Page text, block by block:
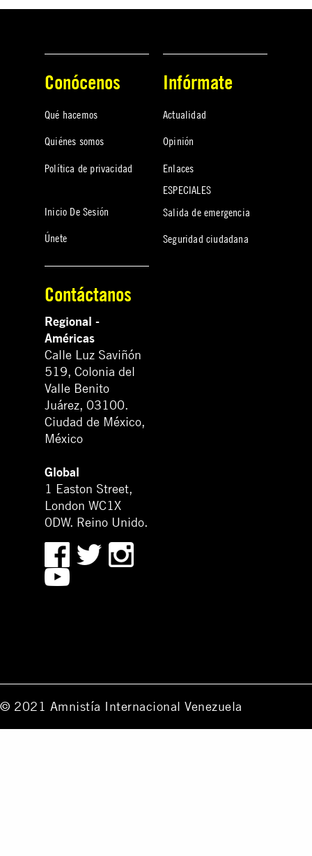
Conócenos
Qué hacemos
Quiénes somos
Política de privacidad
Inicio De Sesión
Únete
Infórmate
Actualidad
Opinión
Enlaces
ESPECIALES
Salida de emergencia
Seguridad ciudadana
Contáctanos
Regional -
Américas
Calle Luz Saviñón
519, Colonia del
Valle Benito
Juárez, 03100.
Ciudad de México,
México
Global
1 Easton Street,
London WC1X
0DW. Reino Unido.
© 2021 Amnistía Internacional Venezuela